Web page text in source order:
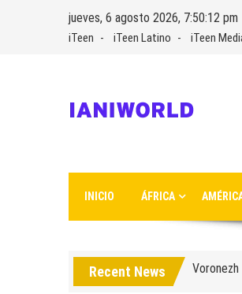
jueves, 6 agosto 2026, 7:50:12 pm
iTeen iTeen Latino iTeen
INICIO ÁFRICA
Recent News
Turkish
Aeroflot